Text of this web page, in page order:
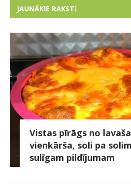
JAUNĀKIE RAKSTI
Vistas pīrāgs no
vienkārša, soli pa
sulīgam pildījumam